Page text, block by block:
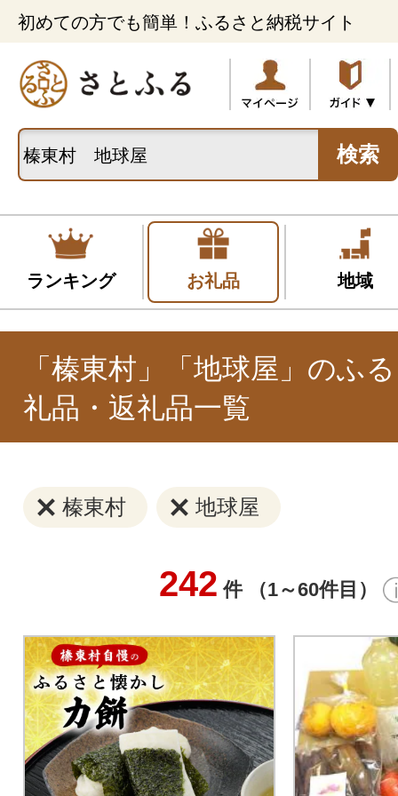
初めての方でも簡単！ふるさと納税サイト
検索
ランキング お礼品 地域
「榛東村」「地球屋」のふ
礼品・返礼品一覧
榛東村 地球屋
242 件 （1～60件目）